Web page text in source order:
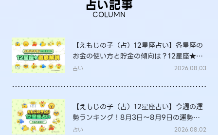
占い記事
COLUMN
【えもじの子（占）12星座占い】各星座の
お金の使い方と貯金の傾向は？12星座★徹
底解説
占い 2026.08.03
【えもじの子（占）12星座占い】今週の運
勢ランキング！8月3日～8月9日の運勢
は？
占い 2026.08.02